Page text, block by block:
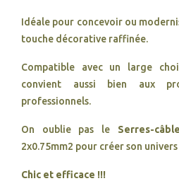
Idéale pour concevoir ou
touche décorative raffinée.
Compatible avec un large
convient aussi bien aux
professionnels.
On oublie pas le Serres-
2x0.75mm2 pour créer son univers
Chic et efficace !!!